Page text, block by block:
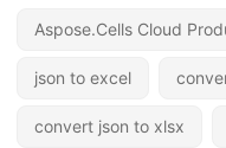
Aspose.Cells Cloud
json to excel
convert json to xlsx